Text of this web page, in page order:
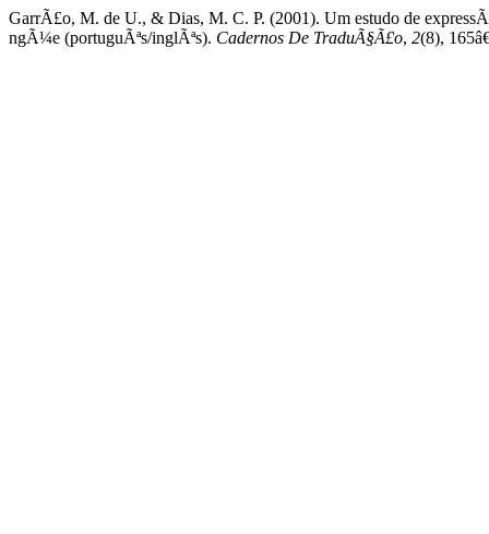
GarrÃ£o, M. de U., & Dias, M. C. P. (2001). Um estudo de
ngÃ¼e (portuguÃªs/inglÃªs). Cadernos De TraduÃ§Ã£o, 2(8),